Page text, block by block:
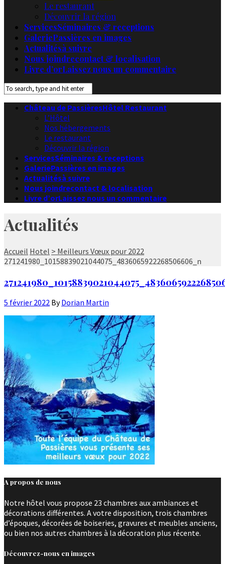
Le restaurant
Découvrir la région
ServicesSéminaires & receptions
GaleriePassières en images
Actualitésà suivre
Nous joindrecontact & localisation
Livre d’orLaissez nous un commentaire
Château de PassièresHôtel Restaurant
L’Hôtel
Nos hébergements
Le restaurant
Découvrir la région
ServicesSéminaires & receptions
GaleriePassières en images
Actualitésà suivre
Nous joindrecontact & localisation
Livre d’orLaissez nous un commentaire
Actualités
Accueil Hotel > Meilleurs Vœux pour 2022
271241980_10158839021044075_4836065922268506606_n
5 février 2022 ByDorian Martin
A propos de nous
Notre hôtel vous propose 23 chambres aux ambiances et
décorations différentes. A votre disposition, trois chambres
d’époques, décorées de boiseries, gravures et meubles anciens,
ou bien nos autres chambres à la décoration plus récente.
Découvrez-nous en images